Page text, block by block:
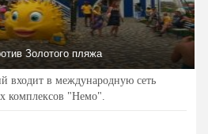
Золотого пляжа
входит в международную сеть
комплексов "Немо".